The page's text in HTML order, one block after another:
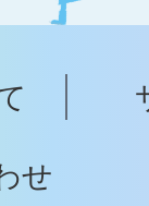
ッ
へ
せ